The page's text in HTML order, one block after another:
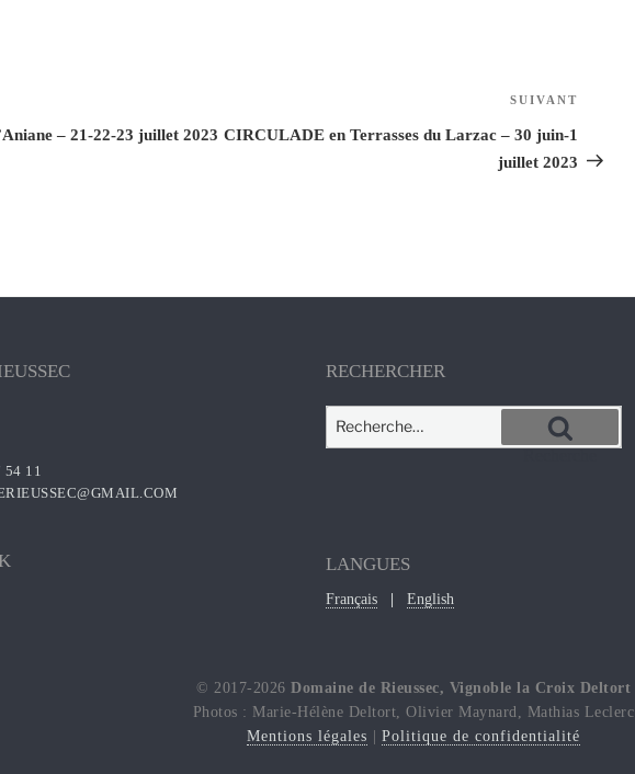
– 21-22-23 juillet 2023
SUIVANT
CIRCULADE en Terrasses du Larzac – 30 juin-1
juillet 2023
11
RECHERCHER
LANGUES
Français English
© 2017-2026 Domaine de Rieussec, Vignoble la Croix Deltort
Photos : Marie-Hélène Deltort, Olivier Maynard, Mathias Leclerc
Mentions légales
Politique de confidentialité